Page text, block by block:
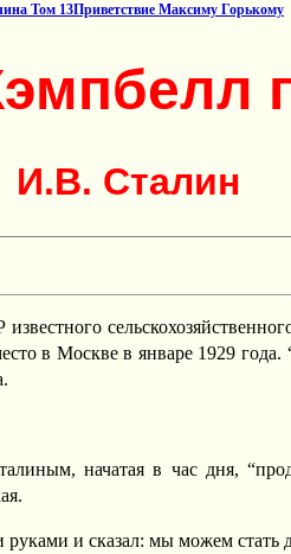
Том 13Приветствие Максиму Горькому
И.В. Сталин
в Москве в январе 1929
начатая в час дня,
и сказал: мы можем